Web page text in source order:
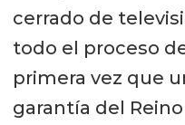
cerrado de
todo el proceso
primera vez que
garantía del